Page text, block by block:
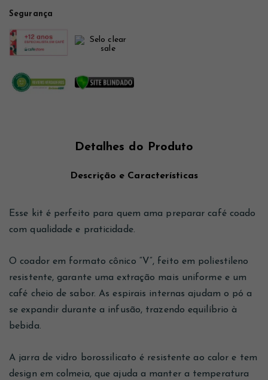
Segurança
Detalhes do Produto
Descrição e Características
Esse kit é perfeito para quem ama preparar café coado
com qualidade e praticidade.
O coador em formato cônico “V”, feito em poliestileno
resistente, garante uma extração mais uniforme e um
café cheio de sabor. As espirais internas ajudam o pó a
se expandir durante a infusão, trazendo equilíbrio à
bebida.
A jarra de vidro borossilicato é resistente ao calor e tem
design em colmeia, que ajuda a manter a temperatura